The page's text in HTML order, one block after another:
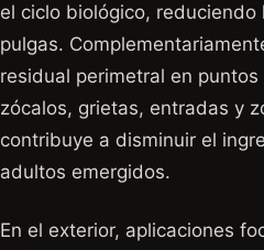
el ciclo biológico, reduciendo
pulgas.
residual perimetral en
zócalos, grietas, entradas y
contribuye a disminuir el
adultos emergidos.
En el exterior, aplicaciones